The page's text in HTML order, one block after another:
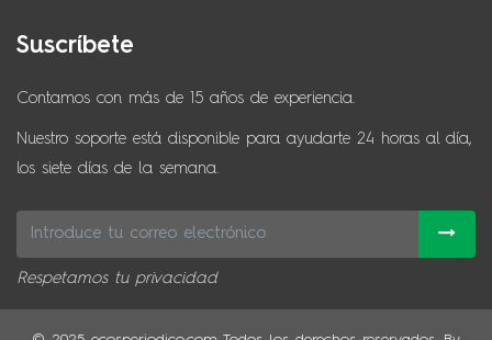
Suscríbete
Contamos con más de 15 años de experiencia.
Nuestro soporte está disponible para ayudarte 24 horas al día,
los siete días de la semana.
Respetamos tu privacidad